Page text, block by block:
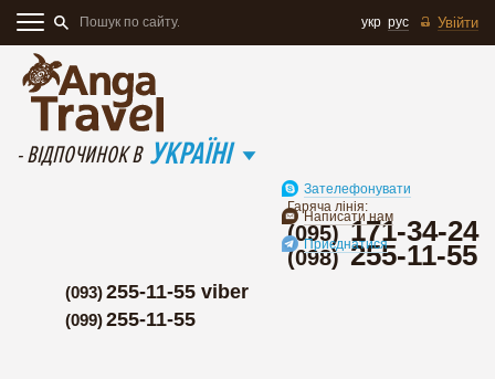
Увійти
укр рус
- ВІДПОЧИНОК В УКРАЇНІ
Гаряча лінія:
(095)171-34-24
(098)255-11-55
(093)255-11-55 viber
(099)255-11-55
Зателефонувати
Написати нам
Приєднатися